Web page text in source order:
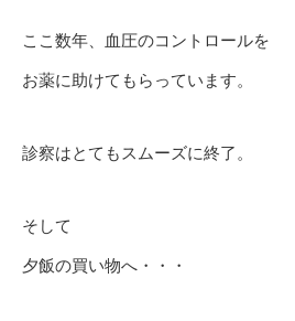
ここ数年、血圧のコントロールを
お薬に助けてもらっています。
診察はとてもスムーズに終了。
そして
夕飯の買い物へ・・・